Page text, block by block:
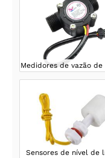
Sensores de nível de